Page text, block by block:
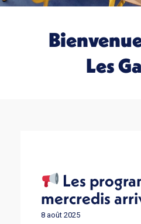
Les
Les
mercredis
8 août 2025